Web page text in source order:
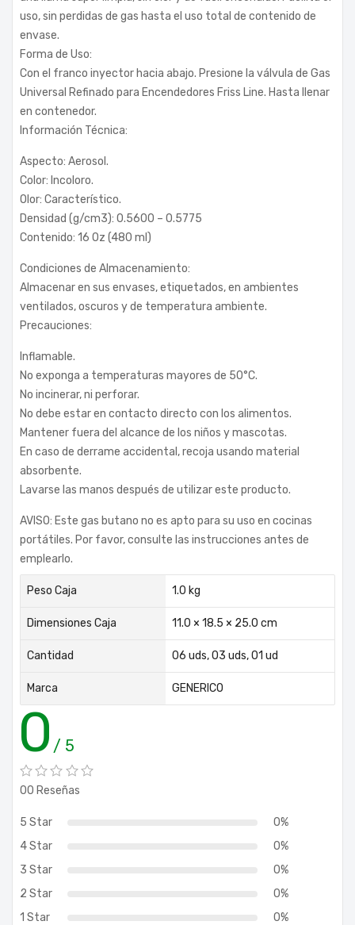
uso, sin perdidas de gas hasta el uso total de contenido de
envase.
Forma de Uso:
Con el franco inyector hacia abajo. Presione la válvula de Gas
Universal Refinado para Encendedores Friss Line. Hasta llenar
en contenedor.
Información Técnica:
Aspecto: Aerosol.
Color: Incoloro.
Olor: Característico.
Densidad (g/cm3): 0.5600 – 0.5775
Contenido: 16 Oz (480 ml)
Condiciones de Almacenamiento:
Almacenar en sus envases, etiquetados, en ambientes
ventilados, oscuros y de temperatura ambiente.
Precauciones:
Inflamable.
No exponga a temperaturas mayores de 50°C.
No incinerar, ni perforar.
No debe estar en contacto directo con los alimentos.
Mantener fuera del alcance de los niños y mascotas.
En caso de derrame accidental, recoja usando material
absorbente.
Lavarse las manos después de utilizar este producto.
AVISO: Este gas butano no es apto para su uso en cocinas
portátiles. Por favor, consulte las instrucciones antes de
emplearlo.
Peso Caja 1.0 kg
Dimensiones Caja 11.0 × 18.5 × 25.0 cm
Cantidad 06 uds, 03 uds, 01 ud
Marca GENERICO
0 / 5
00 Reseñas
5 Star
0%
4 Star
0%
3 Star
0%
2 Star
0%
1 Star
0%